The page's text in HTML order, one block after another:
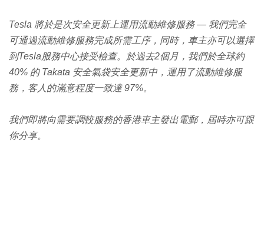
Tesla 將於是次安全更新上運用流動維修服務 — 我們完全
可通過流動維修服務完成所需工序，同時，車主亦可以選擇
到Tesla服務中心接受檢查。於過去2個月，我們於全球約
40% 的 Takata 安全氣袋安全更新中，運用了流動維修服
務，客人的滿意程度一致達 97%。
我們即將向需要調較服務的香港車主發出電郵，屆時亦可跟
你分享。